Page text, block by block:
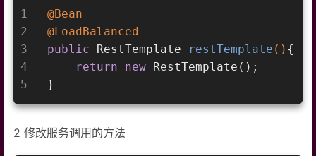
34
35
36
37
38
39
40
        order.setNumber(
return
1
2
3
4
5
@Bean
@LoadBalanced
public RestTemplate restTemplate () {
return
new RestTemplate();
}
2 修改服务调用的方法